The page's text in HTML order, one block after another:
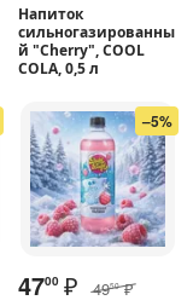
Напиток
сильногазированны
й "Cherry", COOL
COLA, 0,5 л
–5%
4700 ₽ 4950 ₽